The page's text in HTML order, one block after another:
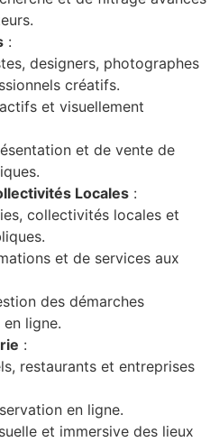
:
designers, photographes
créatifs.
et visuellement
et de vente de
Locales :
collectivités locales et
et de services aux
des démarches
ligne.
:
restaurants et entreprises
en ligne.
et immersive des lieux